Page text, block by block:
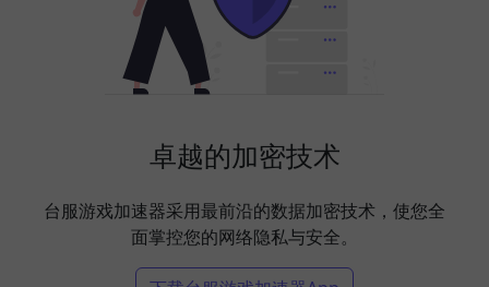
卓越的加密技术
台服游戏加速器采用最前沿的数据加密技术，使您全
面掌控您的网络隐私与安全。